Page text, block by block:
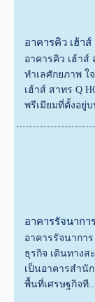
อาคารคิว เฮ้าส์
อาคารคิว เฮ้าส์
ทำเลศักยภาพ ใ
เฮ้าส์ สาทร Q
พรีเมียมที่ตั้งอยู่
อาคารรัจนากา
อาคารรัจนากา
ธุรกิจ เดินทางส
เป็นอาคารสำนั
พื้นที่เศรษฐกิจที...